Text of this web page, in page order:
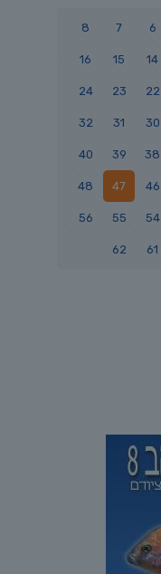
6
7
8
14
15
16
22
23
24
30
31
32
38
39
40
46
47
48
54
55
56
61
62